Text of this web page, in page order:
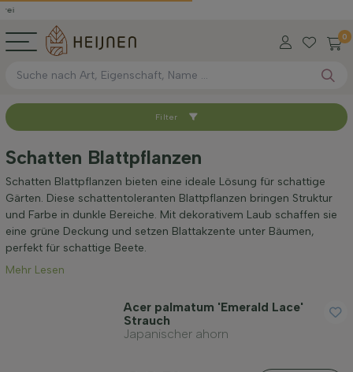
0
Sortieren nach
Verfügbar
Höhe bei Lieferung (cm)
Maximale Höhe (cm)
Filter
Schatten Blattpflanzen
Schatten Blattpflanzen bieten eine ideale Lösung für schattige
Gärten. Diese schattentoleranten Blattpflanzen bringen Struktur
und Farbe in dunkle Bereiche. Mit dekorativem Laub schaffen sie
eine grüne Deckung und setzen Blattakzente unter Bäumen,
perfekt für schattige Beete.
Mehr Lesen
Acer palmatum 'Emerald Lace'
Strauch
Japanischer ahorn